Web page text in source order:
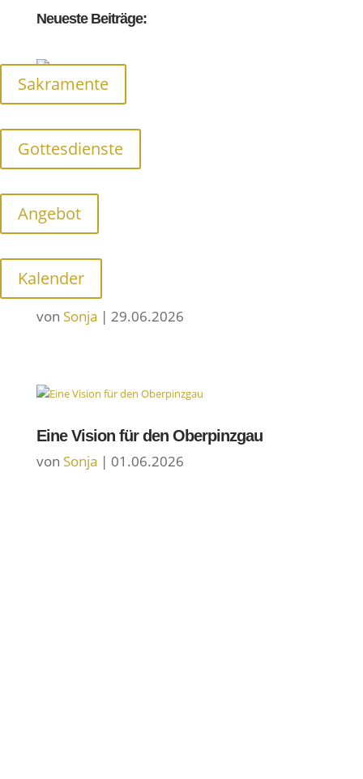
Sakramente
Gottesdienste
Angebot
Kalender
Neueste Beiträge:
Was wir uns wünschen
vonSonja|02.08.2026
Junge Menschen und ihr Smartphone –
von Sonja | 29.06.2026
Eine Vision für den Oberpinzgau
von Sonja | 01.06.2026